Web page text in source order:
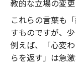
教的な立場の変更
これらの言葉も
すものですが、
例えば、「心変
らを返す」は急